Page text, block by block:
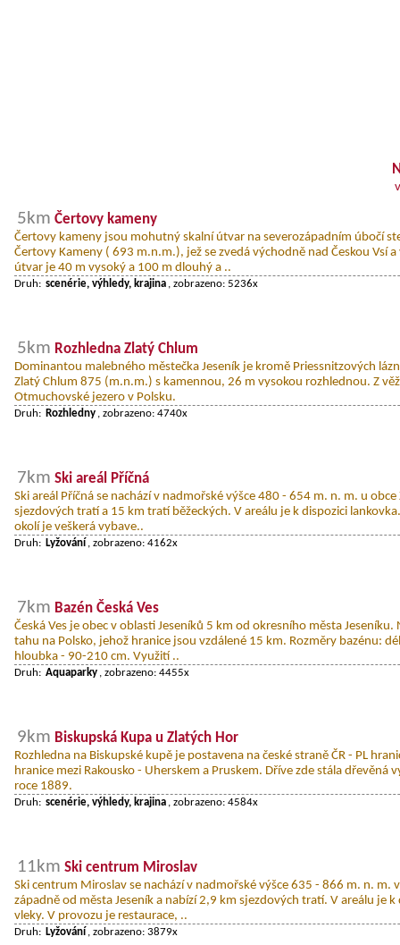
5km Čertovy kameny
Čertovy kameny jsou mohutný skalní útvar na severozápadním úbočí
Čertovy Kameny ( 693 m.n.m.), jež se zvedá východně nad Českou Vsí a
útvar je 40 m vysoký a 100 m dlouhý a ..
Druh: scenérie, výhledy, krajina , zobrazeno: 5236x
5km Rozhledna Zlatý Chlum
Dominantou malebného městečka Jeseník je kromě Priessnitzových
Zlatý Chlum 875 (m.n.m.) s kamennou, 26 m vysokou rozhlednou. Z
Otmuchovské jezero v Polsku.
Druh: Rozhledny , zobrazeno: 4740x
7km Ski areál Příčná
Ski areál Příčná se nachází v nadmořské výšce 480 - 654 m. n. m. u
sjezdových tratí a 15 km tratí běžeckých. V areálu je k dispozici
okolí je veškerá vybave..
Druh: Lyžování , zobrazeno: 4162x
7km Bazén Česká Ves
Česká Ves je obec v oblasti Jeseníků 5 km od okresního města Jeseníku.
tahu na Polsko, jehož hranice jsou vzdálené 15 km. Rozměry bazénu:
hloubka - 90-210 cm. Využití ..
Druh: Aquaparky , zobrazeno: 4455x
9km Biskupská Kupa u Zlatých Hor
Rozhledna na Biskupské kupě je postavena na české straně ČR - PL
hranice mezi Rakousko - Uherskem a Pruskem. Dříve zde stála dřevěná
roce 1889.
Druh: scenérie, výhledy, krajina , zobrazeno: 4584x
11km Ski centrum Miroslav
Ski centrum Miroslav se nachází v nadmořské výšce 635 - 866 m. n. m.
západně od města Jeseník a nabízí 2,9 km sjezdových tratí. V areálu je k
vleky. V provozu je restaurace, ..
Druh: Lyžování , zobrazeno: 3879x